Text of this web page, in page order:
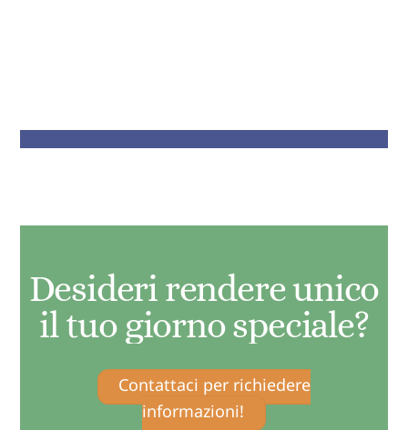
Desideri rendere unico
il tuo giorno speciale?
Contattaci per richiedere
informazioni!